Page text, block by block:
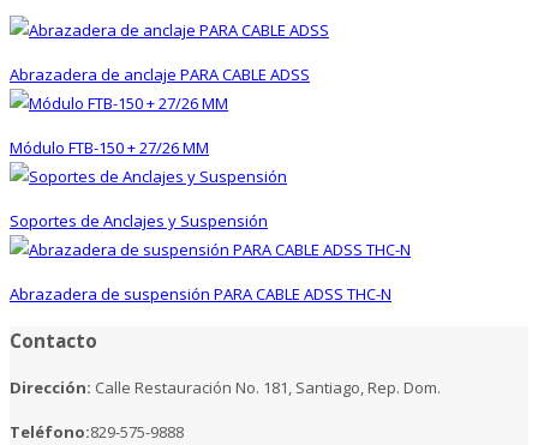
Abrazadera de anclaje PARA CABLE ADSS
Módulo FTB-150 + 27/26 MM
Soportes de Anclajes y Suspensión
Abrazadera de suspensión PARA CABLE ADSS THC-N
Contacto
Dirección: Calle Restauración No. 181, Santiago, Rep. Dom.
Teléfono:829-575-9888